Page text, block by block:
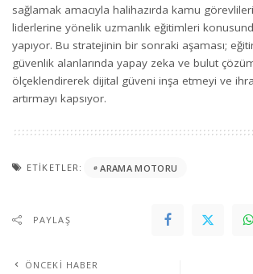
sağlamak amacıyla halihazırda kamu
liderlerine yönelik uzmanlık eğitimleri
yapıyor. Bu stratejinin bir sonraki aşaması;
güvenlik alanlarında yapay zeka ve bulut
ölçeklendirerek dijital güveni inşa etmeyi ve
artırmayı kapsıyor.
ETIKETLER: ARAMA MOTORU
PAYLAŞ
ÖNCEKI HABER